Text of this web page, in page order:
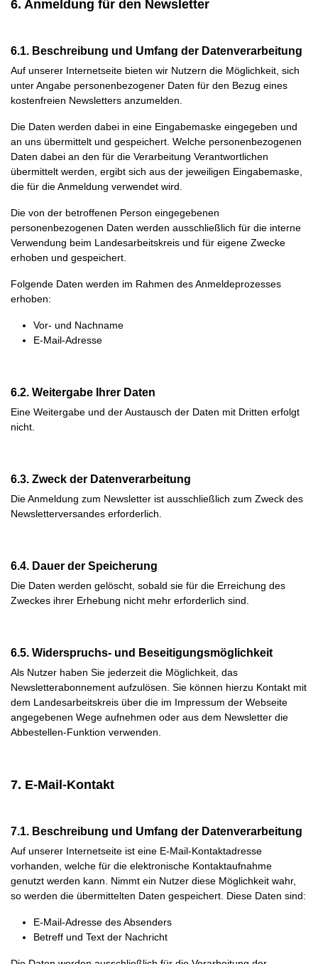
6. Anmeldung für den Newsletter
6.1. Beschreibung und Umfang der Datenverarbeitung
Auf unserer Internetseite bieten wir Nutzern die Möglichkeit, sich
unter Angabe personenbezogener Daten für den Bezug eines
kostenfreien Newsletters anzumelden.
Die Daten werden dabei in eine Eingabemaske eingegeben und
an uns übermittelt und gespeichert. Welche personenbezogenen
Daten dabei an den für die Verarbeitung Verantwortlichen
übermittelt werden, ergibt sich aus der jeweiligen Eingabemaske,
die für die Anmeldung verwendet wird.
Die von der betroffenen Person eingegebenen
personenbezogenen Daten werden ausschließlich für die interne
Verwendung beim Landesarbeitskreis und für eigene Zwecke
erhoben und gespeichert.
Folgende Daten werden im Rahmen des Anmeldeprozesses
erhoben:
Vor- und Nachname
E-Mail-Adresse
6.2. Weitergabe Ihrer Daten
Eine Weitergabe und der Austausch der Daten mit Dritten erfolgt
nicht.
6.3. Zweck der Datenverarbeitung
Die Anmeldung zum Newsletter ist ausschließlich zum Zweck des
Newsletterversandes erforderlich.
6.4. Dauer der Speicherung
Die Daten werden gelöscht, sobald sie für die Erreichung des
Zweckes ihrer Erhebung nicht mehr erforderlich sind.
6.5. Widerspruchs- und Beseitigungsmöglichkeit
Als Nutzer haben Sie jederzeit die Möglichkeit, das
Newsletterabonnement aufzulösen. Sie können hierzu Kontakt mit
dem Landesarbeitskreis über die im Impressum der Webseite
angegebenen Wege aufnehmen oder aus dem Newsletter die
Abbestellen-Funktion verwenden.
7. E-Mail-Kontakt
7.1. Beschreibung und Umfang der Datenverarbeitung
Auf unserer Internetseite ist eine E-Mail-Kontaktadresse
vorhanden, welche für die elektronische Kontaktaufnahme
genutzt werden kann. Nimmt ein Nutzer diese Möglichkeit wahr,
so werden die übermittelten Daten gespeichert. Diese Daten sind:
E-Mail-Adresse des Absenders
Betreff und Text der Nachricht